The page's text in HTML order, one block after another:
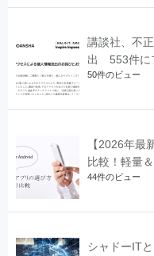
講談社、不
出 553件に
50件のビュー
【2026年最
比較！軽量
44件のビュー
シャドーIT